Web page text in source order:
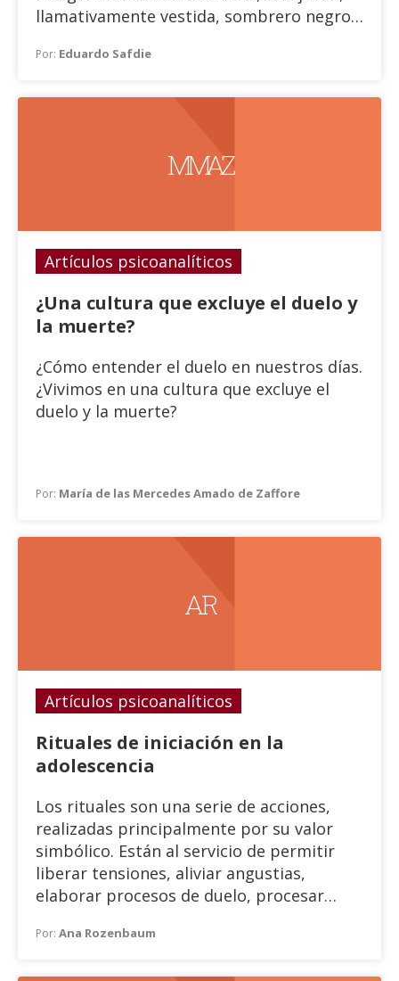
llamativamente vestida, sombrero negro
mira y sigue su camino. Se dirige a un
Por: Eduardo Safdie
MMAZ
Artículos psicoanalíticos
¿Una cultura que excluye el duelo y
la muerte?
¿Cómo entender el duelo en nuestros días.
¿Vivimos en una cultura que excluye el
duelo y la muerte?
Por: María de las Mercedes Amado de Zaffore
A R
Artículos psicoanalíticos
Rituales de iniciación en la
adolescencia
Los rituales son una serie de acciones,
realizadas principalmente por su valor
simbólico. Están al servicio de permitir
liberar tensiones, aliviar angustias,
elaborar procesos de duelo, procesar
modificaciones o adaptaciones se vienen
Por: Ana Rozenbaum